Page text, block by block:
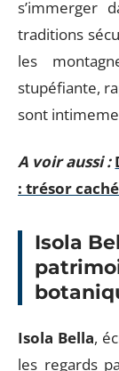
s’immerger
traditions
les
stupéfiante,
sont
A voir aussi :
: trésor
Isola
Isola Bella,
les regards